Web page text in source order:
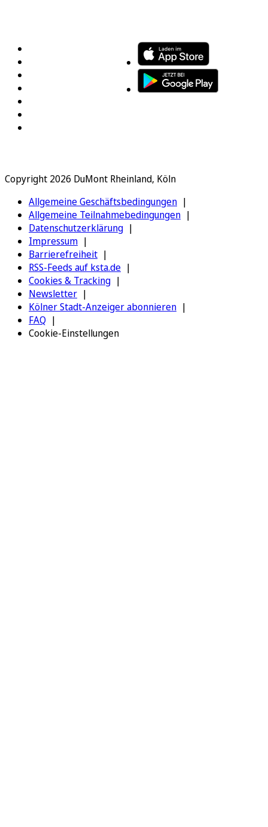
Copyright 2026 DuMont Rheinland, Köln
Allgemeine Geschäftsbedingungen
Allgemeine Teilnahmebedingungen
Datenschutzerklärung
Impressum
Barrierefreiheit
RSS-Feeds auf ksta.de
Cookies & Tracking
Newsletter
Kölner Stadt-Anzeiger abonnieren
FAQ
Cookie-Einstellungen